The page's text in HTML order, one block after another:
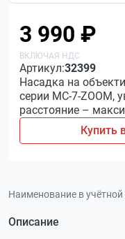
3 990 ₽
Артикул:32399
Насадка на
серии МС-7-ZOOM,
расстояние –
Купить
Наименование в учётной
Описание